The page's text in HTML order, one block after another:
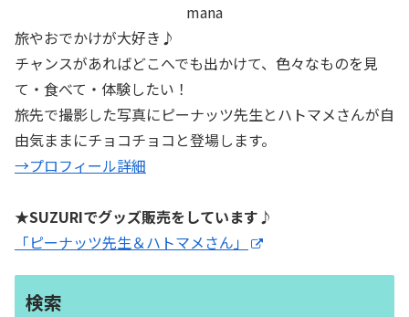
mana
旅やおでかけが大好き♪
チャンスがあればどこへでも出かけて、色々なものを見
て・食べて・体験したい！
旅先で撮影した写真にピーナッツ先生とハトマメさんが自
由気ままにチョコチョコと登場します。
→プロフィール詳細
★SUZURIでグッズ販売をしています♪
「ピーナッツ先生＆ハトマメさん」
検索